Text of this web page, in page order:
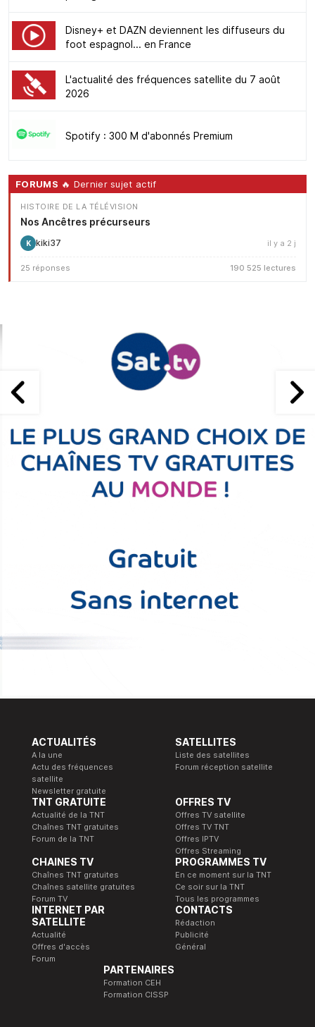
Disney+ et DAZN deviennent les diffuseurs du
foot espagnol... en France
L'actualité des fréquences satellite du 7 août
2026
Spotify : 300 M d'abonnés Premium
FORUMS 🔥 Dernier sujet actif
HISTOIRE DE LA TÉLÉVISION
Nos Ancêtres précurseurs
K kiki37 il y a 2 j
25 réponses 190 525 lectures
ACTUALITÉS
A la une
Actu des fréquences
satellite
Newsletter gratuite
SATELLITES
Liste des satellites
Forum réception satellite
TNT GRATUITE
Actualité de la TNT
Chaînes TNT gratuites
Forum de la TNT
OFFRES TV
Offres TV satellite
Offres TV TNT
Offres IPTV
Offres Streaming
CHAINES TV
Chaînes TNT gratuites
Chaînes satellite gratuites
Forum TV
PROGRAMMES TV
En ce moment sur la TNT
Ce soir sur la TNT
Tous les programmes
INTERNET PAR
SATELLITE
Actualité
Offres d'accès
Forum
CONTACTS
Rédaction
Publicité
Général
PARTENAIRES
Formation CEH
Formation CISSP